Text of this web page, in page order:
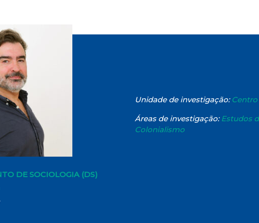
DE SOCIOLOGIA (DS)
Unidade de investigação:
Áreas de investigação:Estudos
Colonialismo